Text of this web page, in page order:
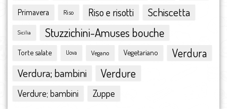
agosto 2015
luglio 2015
maggio 2015
marzo 2015
febbraio 2015
Primavera Riso Riso e risotti Schiscetta
Sicilia Stuzzichini-Amuses bouche
Torte salate Uova Vegano Vegetariano Verdura
Verdura; bambini Verdure
Verdure; bambini Zuppe